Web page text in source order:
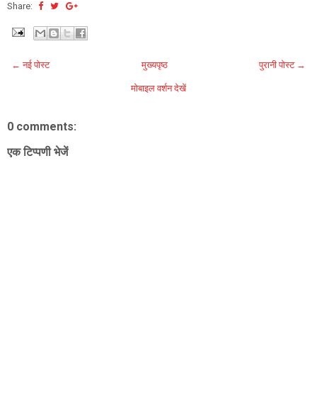
Share:
← नई पोस्ट पुरानी पोस्ट →
मुख्यपृष्ठ
मोबाइल वर्शन देखें
0 comments:
एक टिप्पणी भेजें